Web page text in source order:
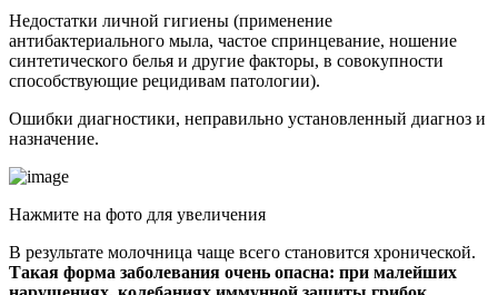
Недостатки личной гигиены (применение
антибактериального мыла, частое спринцевание, ношение
синтетического белья и другие факторы, в совокупности
способствующие рецидивам патологии).
Ошибки диагностики, неправильно установленный диагноз и
назначение.
Нажмите на фото для увеличения
В результате молочница чаще всего становится хронической.
Такая форма заболевания очень опасна: при малейших